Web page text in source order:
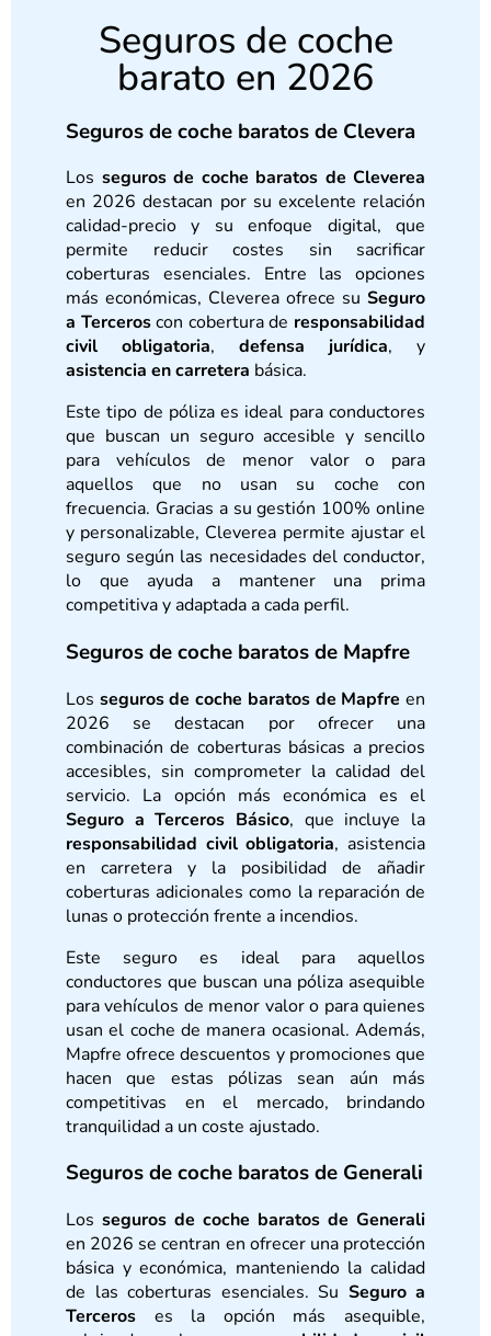
Seguros de coche
barato en 2026
Seguros de coche baratos de Clevera
Los seguros de coche baratos de Cleverea
en 2026 destacan por su excelente relación
calidad-precio y su enfoque digital, que
permite reducir costes sin sacrificar
coberturas esenciales. Entre las opciones
más económicas, Cleverea ofrece su Seguro
a Terceroscon cobertura de responsabilidad
civil obligatoria, defensa jurídica, y
asistencia en carretera básica.
Este tipo de póliza es ideal para conductores
que buscan un seguro accesible y sencillo
para vehículos de menor valor o para
aquellos que no usan su coche con
frecuencia. Gracias a su gestión 100% online
y personalizable, Cleverea permite ajustar el
seguro según las necesidades del conductor,
lo que ayuda a mantener una prima
competitiva y adaptada a cada perfil.
Seguros de coche baratos de Mapfre
Los seguros de coche baratos de Mapfre en
2026 se destacan por ofrecer una
combinación de coberturas básicas a precios
accesibles, sin comprometer la calidad del
servicio. La opción más económica es el
Seguro a Terceros Básico, que incluye la
responsabilidad civil obligatoria, asistencia
en carretera y la posibilidad de añadir
coberturas adicionales como la reparación de
lunas o protección frente a incendios.
Este seguro es ideal para aquellos
conductores que buscan una póliza asequible
para vehículos de menor valor o para quienes
usan el coche de manera ocasional. Además,
Mapfre ofrece descuentos y promociones que
hacen que estas pólizas sean aún más
competitivas en el mercado, brindando
tranquilidad a un coste ajustado.
Seguros de coche baratos de Generali
Los seguros de coche baratos de Generali
en 2026 se centran en ofrecer una protección
básica y económica, manteniendo la calidad
de las coberturas esenciales. Su Seguro a
Terceros es la opción más asequible,